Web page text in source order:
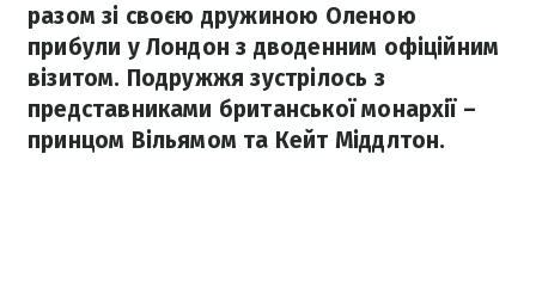
разом зі своєю дружиною Оленою
прибули у Лондон з дводенним офіційним
візитом. Подружжя зустрілось з
представниками британської монархії –
принцом Вільямом та Кейт Міддлтон.